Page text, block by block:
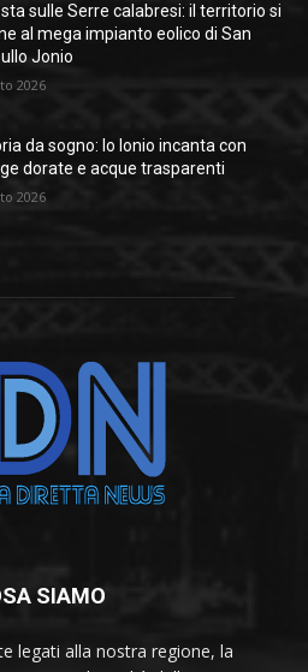
sulle Serre calabresi: il territorio si
al mega impianto eolico di San
Jonio
2026
da sogno: lo Ionio incanta con
dorate e acque trasparenti
2026
SIAMO
legati alla nostra regione, la